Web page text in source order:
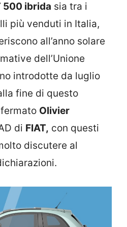
500 ibrida sia tra i
più venduti in Italia,
all’anno solare
dell’Unione
introdotte da luglio
fine di questo
Olivier
di FIAT, con questi
discutere al